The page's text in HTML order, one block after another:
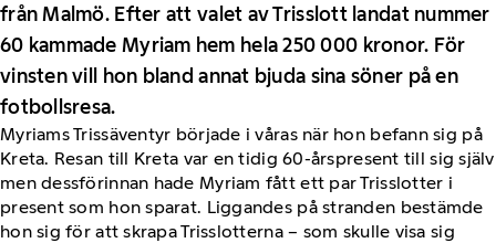
från Malmö. Efter att valet av Trisslott landat nummer
60 kammade Myriam hem hela 250 000 kronor. För
vinsten vill hon bland annat bjuda sina söner på en
fotbollsresa.
Myriams Trissäventyr började i våras när hon befann sig på
Kreta. Resan till Kreta var en tidig 60-årspresent till sig själv
men dessförinnan hade Myriam fått ett par Trisslotter i
present som hon sparat. Liggandes på stranden bestämde
hon sig för att skrapa Trisslotterna – som skulle visa sig